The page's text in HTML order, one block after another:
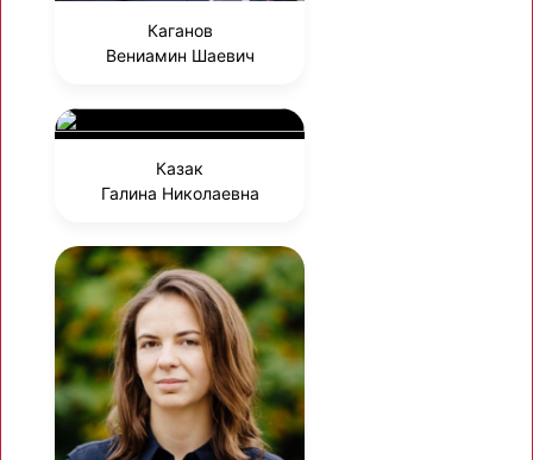
Каганов
Вениамин Шаевич
Казак
Галина Николаевна